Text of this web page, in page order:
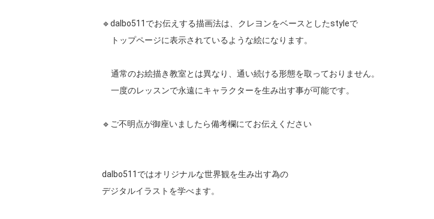
🔹dalbo511でお伝えする描画法は、クレヨンをベースとしたstyleで
🔹ご不明点が御座いましたら備考欄にてお伝えください
dalbo511ではオリジナルな世界観を生み出す為の
デジタルイラストを学べます。